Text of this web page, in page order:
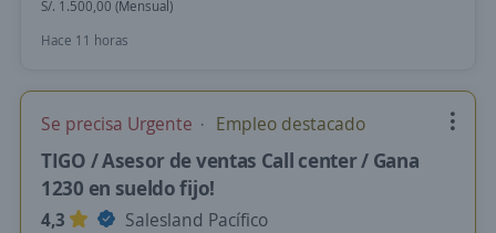
S/. 1.500,00 (Mensual)
Hace 11 horas
Se precisa Urgente Empleo destacado
TIGO / Asesor de ventas Call center / Gana
1230 en sueldo fijo!
4,3
Salesland Pacífico